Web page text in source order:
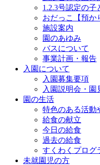
1.2.3号認定の子
おだっこ【預か
施設案内
園のあゆみ
バスについて
事業計画・報告
入園について
入園募集要項
入園説明会・園
園の生活
特色のある活動
給食の献立
今日の給食
過去の給食
すくわくプログ
未就園児の方